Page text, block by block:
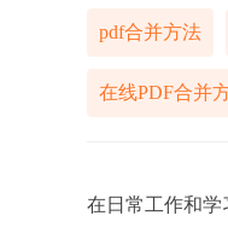
pdf合并方法
在线PDF合并
在日常工作和学